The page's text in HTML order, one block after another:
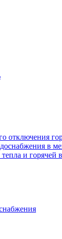
отключения
в
и горячей